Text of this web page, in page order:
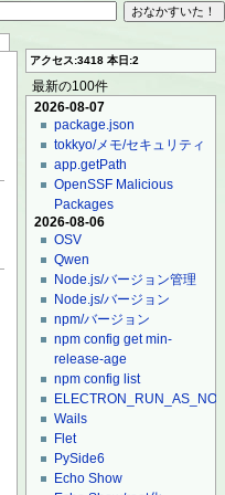
アクセス:3418 本日:2
最新の100件
2026-08-07
package.json
tokkyo/メモ/セキュリティ
app.getPath
OpenSSF Malicious
Packages
2026-08-06
OSV
Qwen
Node.js/バージョン管理
Node.js/バージョン
npm/バージョン
npm config get min-
release-age
npm config list
Wails
Flet
PySide6
Echo Show